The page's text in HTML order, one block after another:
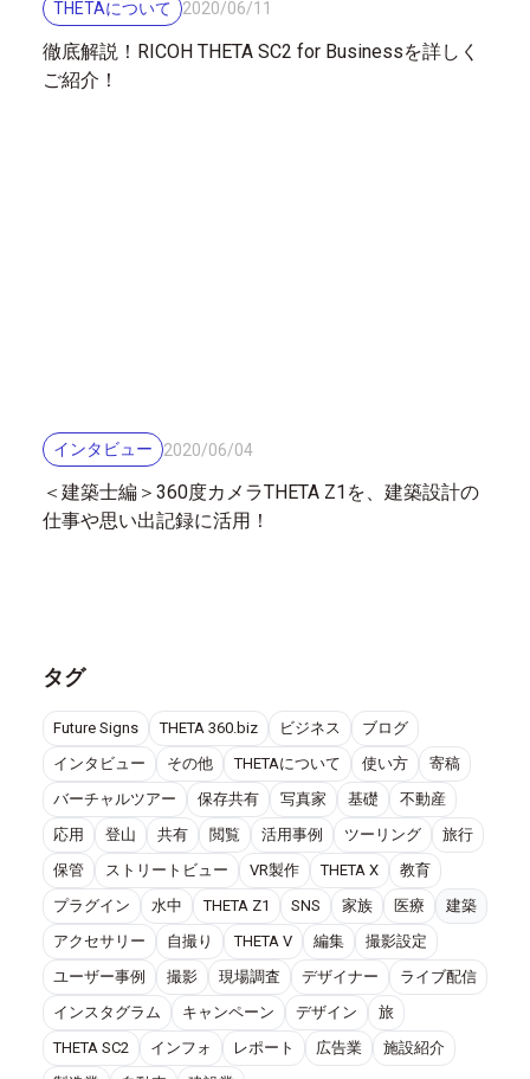
THETAについて 2020/06/11
徹底解説！RICOH THETA SC2 for Businessを詳しく
ご紹介！
インタビュー 2020/06/04
＜建築士編＞360度カメラTHETA Z1を、建築設計の
仕事や思い出記録に活用！
タグ
Future Signs THETA 360.biz ビジネス
ブログ
インタビュー
その他 THETAについて 使い方
寄稿
バーチャルツアー
保存共有 写真家 基礎
不動産
応用
登山 共有 閲覧 活用事例 ツーリング
旅行
保管
ストリートビュー VR製作 THETA X
教育
プラグイン
水中 THETA Z1 SNS 家族 医療
建築
アクセサリー
自撮り THETA V 編集
撮影設定
ユーザー事例
撮影 現場調査 デザイナー
ライブ配信
インスタグラム
キャンペーン デザイン
旅
THETA SC2
インフォ レポート 広告業
施設紹介